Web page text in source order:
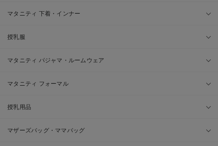
マタニティ 下着・インナー
授乳服
マタニティ パジャマ・ルームウェア
マタニティ フォーマル
授乳用品
マザーズバッグ・ママバッグ